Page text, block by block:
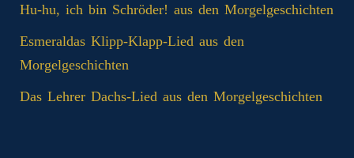
Hu-hu, ich bin Schröder! aus den Morgelgeschichten
Esmeraldas Klipp‑Klapp‑Lied aus den
Morgelgeschichten
Das Lehrer Dachs-Lied aus den Morgelgeschichten